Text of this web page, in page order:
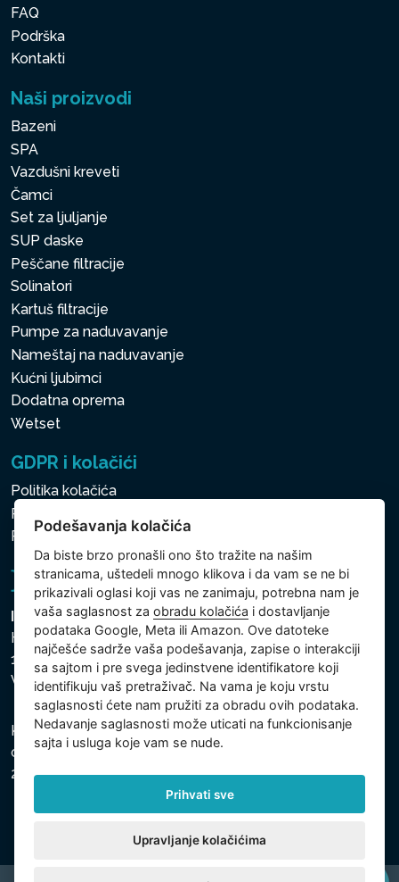
FAQ
Podrška
Kontakti
Naši proizvodi
Bazeni
SPA
Vazdušni kreveti
Čamci
Set za ljuljanje
SUP daske
Peščane filtracije
Solinatori
Kartuš filtracije
Pumpe za naduvavanje
Nameštaj na naduvavanje
Kućni ljubimci
Dodatna oprema
Wetset
GDPR i kolačići
Politika kolačića
Politika zaštite ličnih i drugih obrađivanih podataka
Politika kolačića
Intex Trading, s.r.o.
Hradecká 2526/3
130 00 Praha 3
Vinohrady - Česká republika
Kompanija je registrovana u Opštinskom sudu u Pragu,
odeljak C, uložak 74759, Identifikacioni broj kompanije:
26150808, Poreski identifikacioni broj: CZ26150808.
Podešavanja kolačića
Da biste brzo pronašli ono što tražite na našim
stranicama, uštedeli mnogo klikova i da vam se ne bi
prikazivali oglasi koji vas ne zanimaju, potrebna nam je
vaša saglasnost zaobradu kolačića i dostavljanje
podataka Google, Meta ili Amazon. Ove datoteke
najčešće sadrže vaša podešavanja, zapise o interakciji
sa sajtom i pre svega jedinstvene identifikatore koji
identifikuju vaš pretraživač. Na vama je koju vrstu
saglasnosti ćete nam pružiti za obradu ovih podataka.
Nedavanje saglasnosti može uticati na funkcionisanje
sajta i usluga koje vam se nude.
Prihvati sve
Upravljanje kolačićima